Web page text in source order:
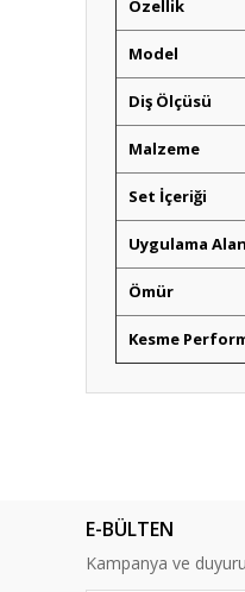
Özellik
Model
Diş Ölçüsü
Malzeme
Set İçeriği
Uygulama
Ömür
Kesme
Ürün
E-BÜLTEN
Kampanya ve